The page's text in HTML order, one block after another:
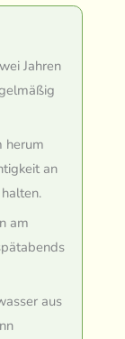
Jahren
herum
an
am
aus